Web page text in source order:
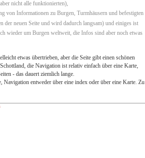
nicht alle funktionierten),
von Informationen zu Burgen, Turmhäusern und befestigten
der neuen Seite und wird dadurch langsam) und einiges ist
wieder um Burgen weltweit, die Infos sind aber noch etwas
etwas übertrieben, aber die Seite gibt einen schönen
die Navigation ist relativ einfach über eine Karte,
- das dauert ziemlich lange.
Navigation entweder über eine index oder über eine Karte. Zu